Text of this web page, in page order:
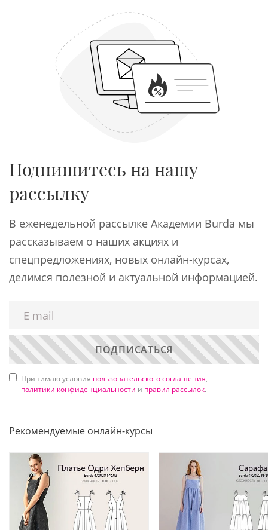
Подпишитесь на нашу
рассылку
В еженедельной рассылке Академии Burda мы
рассказываем о наших акциях и
спецпредложениях, новых онлайн-курсах,
делимся полезной и актуальной информацией.
ПОДПИСАТЬСЯ
Принимаю условия пользовательского соглашения,
политики конфиденциальности и правил рассылок.
Рекомендуемые онлайн-курсы